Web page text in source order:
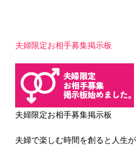
夫婦限定お相手募集掲示板
夫婦限定お相手募集掲示板
夫婦で楽しむ時間を創ると人生